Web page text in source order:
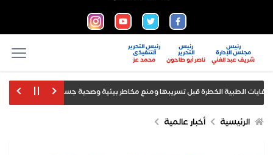
رئيس
مجلس الإدارة
شريف عبد الغني
رئيس
التحرير
ناصر أبو طاحون
رئيس التحرير
التنفيذى
محمد عز
أمانة
الرئيسية أخبار عالمية